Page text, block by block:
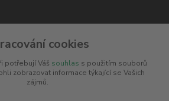
cookies
potřebují Váš souhlas s použitím souborů
zobrazovat informace týkající se Vašich
zájmů.